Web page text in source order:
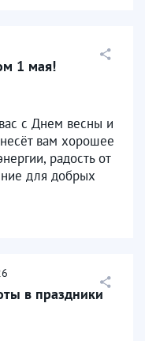
1 мая!
с Днем весны и
вам хорошее
радость от
для добрых
в праздники